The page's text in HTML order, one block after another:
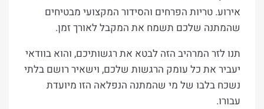
אירוע. טריות הפרחים והסידור המקצועי מבטיחים
שהמתנה שלכם תשמח את המקבל לאורך זמן.
תנו לזר המרהיב הזה לבטא את רגשותיכם, והוא בוודאי
יעביר את כל עומק הרגשות שלכם, וישאיר רושם בלתי
נשכח בלבו של מי שהמתנה הנפלאה הזו מיועדת
עבורו.